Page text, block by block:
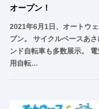
オープン！
2021年6月1日、オートウ
プン。 サイクルベースあ
ンド自転車も多数展示。
用自転…